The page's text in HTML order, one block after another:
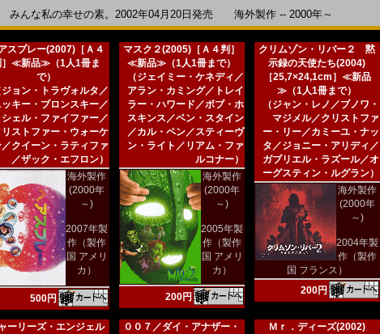
みんな私の幸せの素。2002年04月20日発売 海外製作 -- 2000年～
スプレー(2007)［Ａ４
］≪新品≫（1人1冊ま
で）
ョン・トラヴォルタ／
キー・ブロンスキー／
ェル・ファイファー／
ストファー・ウォーケ
クイーン・ラティファ
／ザック・エフロン）
海外製作
(2000年
～)
2007年製
作（製作
国 アメリ
カ）
500円
マスク２(2005)［Ａ４判］
≪新品≫（1人1冊まで）
（ジェイミー・ケネディ／
アラン・カミング／トレイ
ラー・ハワード／ボブ・ホ
スキンス／ベン・スタイン
／カル・ペン／スティーヴ
ン・ライト／リアム・ファ
ルコナー）
海外製作
(2000年
～)
2005年製
作（製作
国 アメリ
カ）
200円
クリムゾン・リバー２ 黙
示録の天使たち(2004)
［25,7×24,1cm］≪新品
≫（1人1冊まで）
（ジャン・レノ／ブノワ・
マジメル／クリストファ
ー・リー／カミーユ・ナッ
タ／ジョニー・アリディ／
ガブリエル・ラズール／オ
ーグスティン・ルグラン）
海外製作
(2000年
～)
2004年製
作（製作
国 フランス）
200円
ーリーズ・エンジェル
００７／ダイ・アナザー・
Ｍｒ．ディーズ(2002)